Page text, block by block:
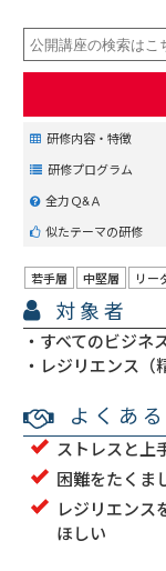
研修内容・特徴
研修プログラム
全力Ｑ&Ａ
似たテーマの研修
対象者
若手層 中堅層 リー
すべてのビジネ
レジリエンス（
よくあ
ストレスと上
困難をたくま
レジリエンス
ほしい